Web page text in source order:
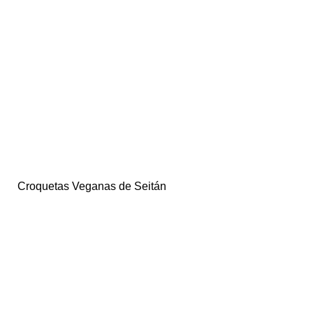
Croquetas Veganas de Seitán